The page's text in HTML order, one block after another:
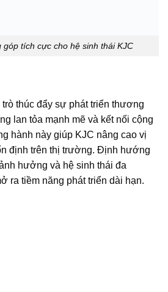
góp tích cực cho hệ sinh thái KJC
thúc đẩy sự phát triển thương
lan tỏa mạnh mẽ và kết nối cộng
hành này giúp KJC nâng cao vị
định trên thị trường. Định hướng
hưởng và hệ sinh thái đa
ra tiềm năng phát triển dài hạn.